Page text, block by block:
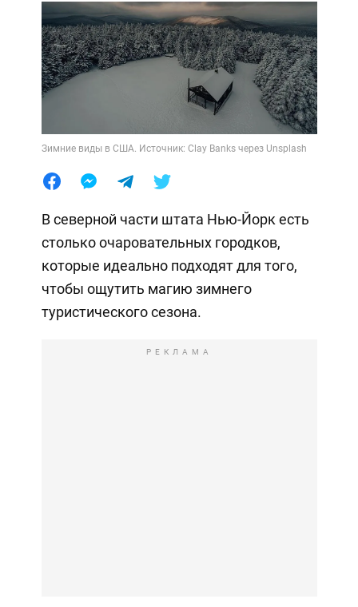
Зимние виды в США. Источник: Clay Banks через Unsplash
В северной части штата Нью-Йорк есть
столько очаровательных городков,
которые идеально подходят для того,
чтобы ощутить магию зимнего
туристического сезона.
РЕКЛАМА